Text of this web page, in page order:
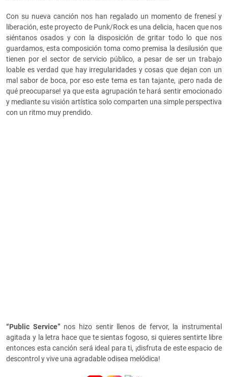
Con su nueva canción nos han regalado un momento de frenesí y
liberación, este proyecto de Punk/Rock es una delicia, hacen que nos
siéntanos osados y con la disposición de gritar todo lo que nos
guardamos, esta composición toma como premisa la desilusión que
tienen por el sector de servicio público, a pesar de ser un trabajo
loable es verdad que hay irregularidades y cosas que dejan con un
mal sabor de boca, por eso este tema es tan tajante, ¡pero nada de
qué preocuparse! ya que esta agrupación te hará sentir emocionado
y mediante su visión artística solo comparten una simple perspectiva
con un ritmo muy prendido.
“Public Service” nos hizo sentir llenos de fervor, la instrumental
agitada y la letra hace que te sientas fogoso, si quieres sentirte libre
entonces esta canción será ideal para ti, ¡disfruta de este espacio de
descontrol y vive una agradable odisea melódica!